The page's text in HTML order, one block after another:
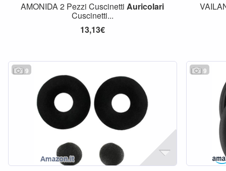
AMONIDA 2 Pezzi CuscinettiAuricolari
Cuscinetti...
13,13€
9 9